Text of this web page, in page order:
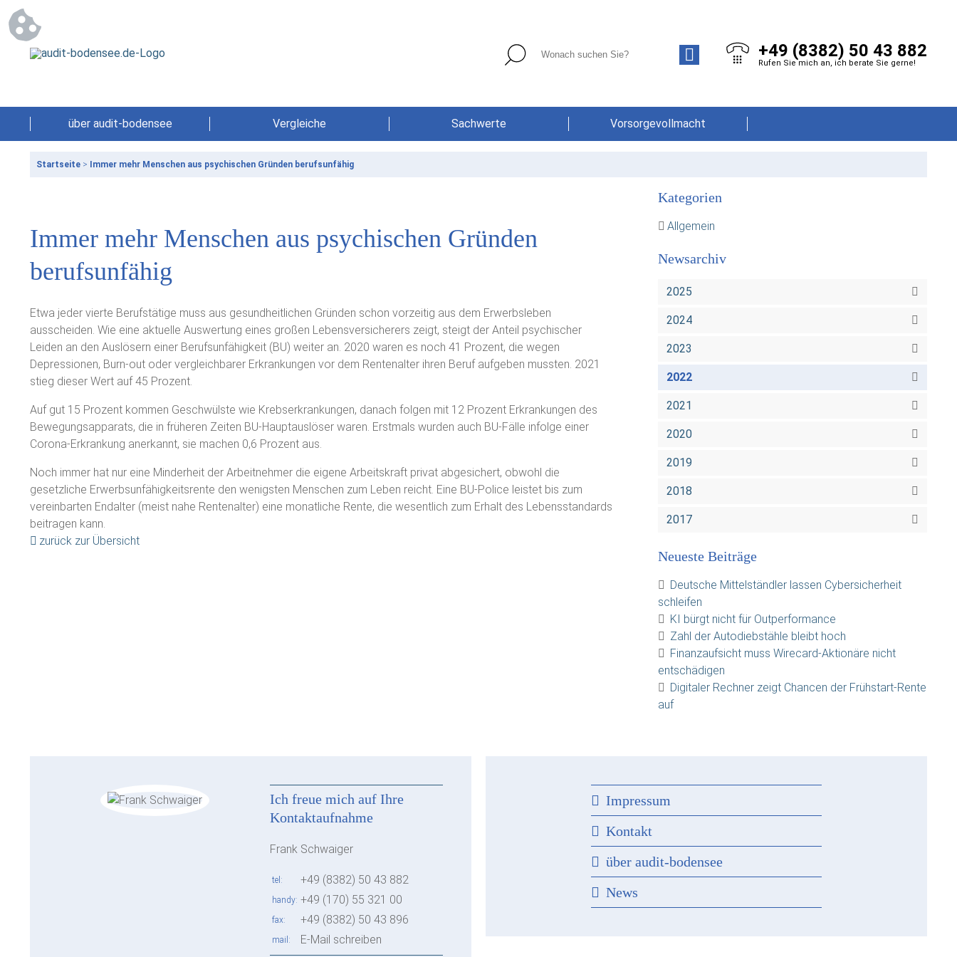
+49 (8382) 50 43 882
Rufen Sie mich an, ich berate Sie gerne!
über audit-bodensee Vergleiche Sachwerte Vorsorgevollmacht
Startseite > Immer mehr Menschen aus psychischen Gründen berufsunfähig
Immer mehr Menschen aus psychischen Gründen
berufsunfähig
Etwa jeder vierte Berufstätige muss aus gesundheitlichen Gründen schon vorzeitig aus dem Erwerbsleben
ausscheiden. Wie eine aktuelle Auswertung eines großen Lebensversicherers zeigt, steigt der Anteil psychischer
Leiden an den Auslösern einer Berufsunfähigkeit (BU) weiter an. 2020 waren es noch 41 Prozent, die wegen
Depressionen, Burn-out oder vergleichbarer Erkrankungen vor dem Rentenalter ihren Beruf aufgeben mussten. 2021
stieg dieser Wert auf 45 Prozent.
Auf gut 15 Prozent kommen Geschwülste wie Krebserkrankungen, danach folgen mit 12 Prozent Erkrankungen des
Bewegungsapparats, die in früheren Zeiten BU-Hauptauslöser waren. Erstmals wurden auch BU-Fälle infolge einer
Corona-Erkrankung anerkannt, sie machen 0,6 Prozent aus.
Noch immer hat nur eine Minderheit der Arbeitnehmer die eigene Arbeitskraft privat abgesichert, obwohl die
gesetzliche Erwerbsunfähigkeitsrente den wenigsten Menschen zum Leben reicht. Eine BU-Police leistet bis zum
vereinbarten Endalter (meist nahe Rentenalter) eine monatliche Rente, die wesentlich zum Erhalt des Lebensstandards
beitragen kann.
zurück zur Übersicht
Kategorien
Allgemein
Newsarchiv
2025
2024
2023
2022
2021
2020
2019
2018
2017
Neueste Beiträge
Deutsche Mittelständler lassen Cybersicherheit
schleifen
KI bürgt nicht für Outperformance
Zahl der Autodiebstähle bleibt hoch
Finanzaufsicht muss Wirecard-Aktionäre nicht
entschädigen
Digitaler Rechner zeigt Chancen der Frühstart-Rente
auf
Ich freue mich auf Ihre
Kontaktaufnahme
Frank Schwaiger
tel +49 (8382) 50 43 882
handy +49 (170) 55 321 00
fax +49 (8382) 50 43 896
mail E-Mail schreiben
Impressum
Kontakt
über audit-bodensee
News